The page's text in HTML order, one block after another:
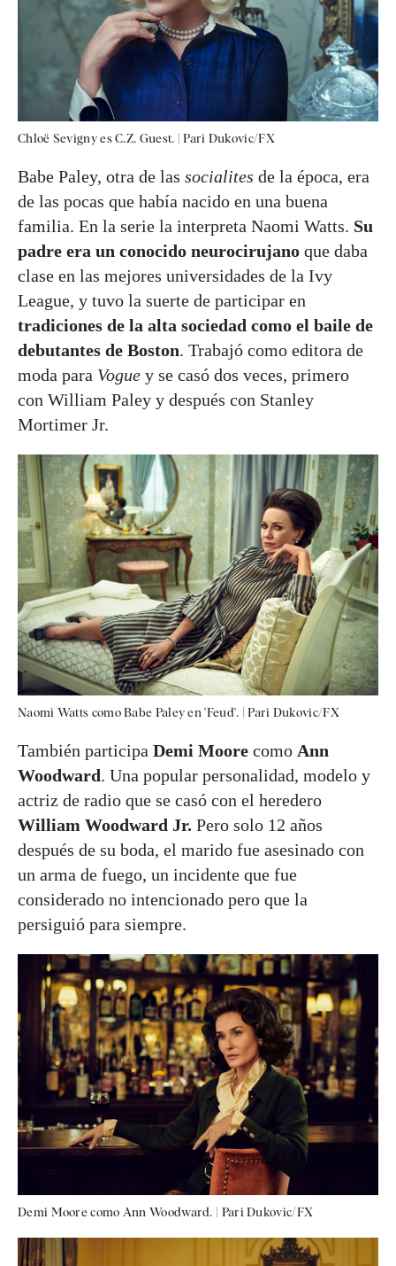
Chloë Sevigny es C.Z. Guest. |Pari Dukovic/FX
Babe Paley, otra de las socialites de la época, era
de las pocas que había nacido en una buena
familia. En la serie la interpreta Naomi Watts. Su
padre era un conocido neurocirujano que daba
clase en las mejores universidades de la Ivy
League, y tuvo la suerte de participar en
tradiciones de la alta sociedad como el baile de
debutantes de Boston. Trabajó como editora de
moda para Vogue y se casó dos veces, primero
con William Paley y después con Stanley
Mortimer Jr.
Naomi Watts como Babe Paley en 'Feud'. |Pari Dukovic/FX
También participa Demi Moore como Ann
Woodward. Una popular personalidad, modelo y
actriz de radio que se casó con el heredero
William Woodward Jr. Pero solo 12 años
después de su boda, el marido fue asesinado con
un arma de fuego, un incidente que fue
considerado no intencionado pero que la
persiguió para siempre.
Demi Moore como Ann Woodward. Pari Dukovic/FX